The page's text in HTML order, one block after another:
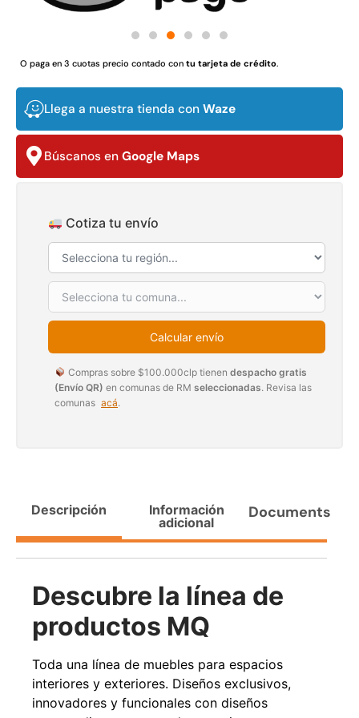
O paga en 3 cuotas precio contado con tu tarjeta de crédito.
Llega a nuestra tienda con Waze
Búscanos en Google Maps
Cotiza tu envío
Calcular envío
Compras sobre $100.000clp tienen despacho gratis
(Envío QR) en comunas de RM seleccionadas. Revisa las
comunas acá.
Descripción
Información
adicional
Documents
Descubre la línea de
productos MQ
Toda una línea de muebles para espacios
interiores y exteriores. Diseños exclusivos,
innovadores y funcionales con diseños
$3.790.990
30%
Transpaleta eléctrica carga
de 2tn
$2.842.858
Agregar al carrito
Apilador manual carga
$1.470.788
Leer más
Pasto sintético ornamental
Importado USA: Paradise
densidad 42mm Rollo
$1.427.544
Leer más
Apilador manual ancho
ajustable Capacidad 1tn Lev.
$1.167.990
Agregar al carrito